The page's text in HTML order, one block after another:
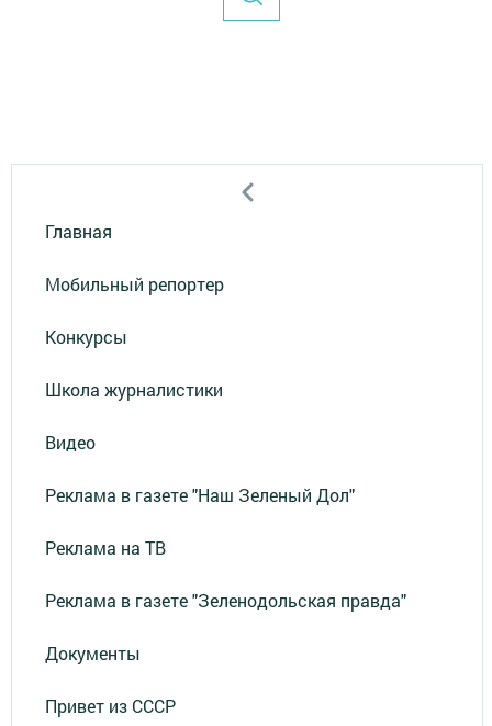
Главная
Мобильный репортер
Конкурсы
Школа журналистики
Видео
Реклама в газете "Наш Зеленый Дол"
Реклама на ТВ
Реклама в газете "Зеленодольская правда"
Документы
Привет из СССР